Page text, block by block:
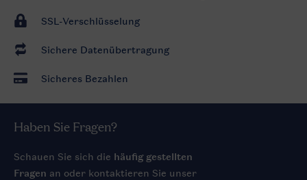
SSL-Verschlüsselung
Sichere Datenübertragung
Sicheres Bezahlen
Haben Sie Fragen?
Schauen Sie sich die häufig gestellten
Fragen an oder kontaktieren Sie unser